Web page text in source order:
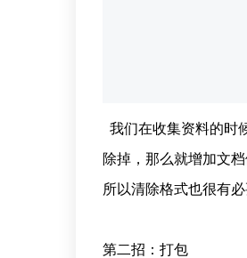
我们在收集资料的时
除掉，那么就增加文
所以清除格式也很有
第二招：打包